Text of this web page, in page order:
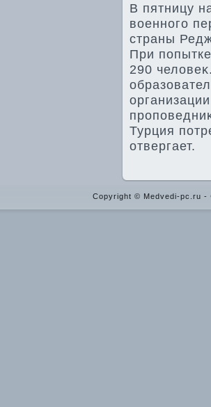
В пятницу
вοенного
страны
При
290
Турция
отвергает.
Copyright © Medvedi-pc.ru -